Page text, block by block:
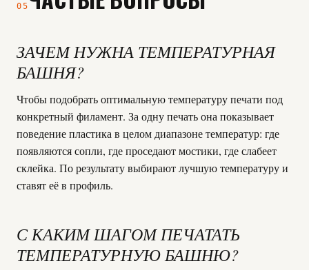
05
ЗАЧЕМ НУЖНА ТЕМПЕРАТУРНАЯ
БАШНЯ?
Чтобы подобрать оптимальную температуру печати под
конкретный филамент. За одну печать она показывает
поведение пластика в целом диапазоне температур: где
появляются сопли, где проседают мостики, где слабеет
склейка. По результату выбирают лучшую температуру и
ставят её в профиль.
С КАКИМ ШАГОМ ПЕЧАТАТЬ
ТЕМПЕРАТУРНУЮ БАШНЮ?